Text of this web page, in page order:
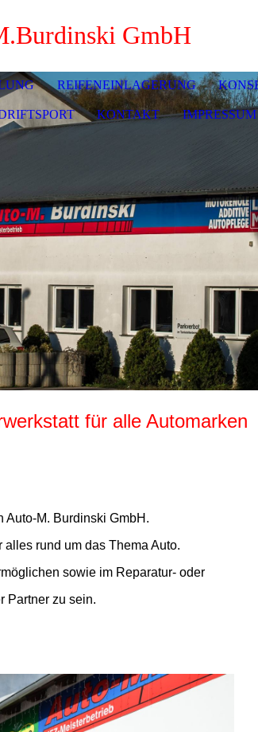
GmbH
REIFENEINLAGERUNG
KONTAKT IMPRESSUM
für alle Automarken
Auto-M. Burdinski GmbH.
rund um das Thema Auto.
sowie im Reparatur- oder
Partner zu sein.